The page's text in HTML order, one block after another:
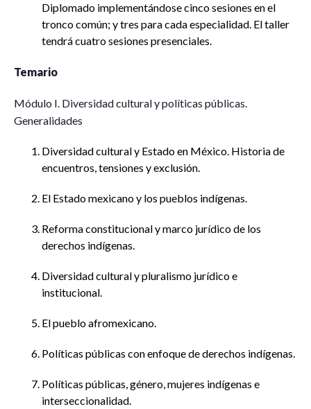
Diplomado implementándose cinco sesiones en el
tronco común; y tres para cada especialidad. El taller
tendrá cuatro sesiones presenciales.
Temario
Módulo I. Diversidad cultural y políticas públicas.
Generalidades
Diversidad cultural y Estado en México. Historia de
encuentros, tensiones y exclusión.
El Estado mexicano y los pueblos indígenas.
Reforma constitucional y marco jurídico de los
derechos indígenas.
Diversidad cultural y pluralismo jurídico e
institucional.
El pueblo afromexicano.
Políticas públicas con enfoque de derechos indígenas.
Políticas públicas, género, mujeres indígenas e
interseccionalidad.